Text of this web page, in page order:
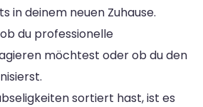
in deinem neuen Zuhause.
du professionelle
möchtest oder ob du den
sortiert hast, ist es